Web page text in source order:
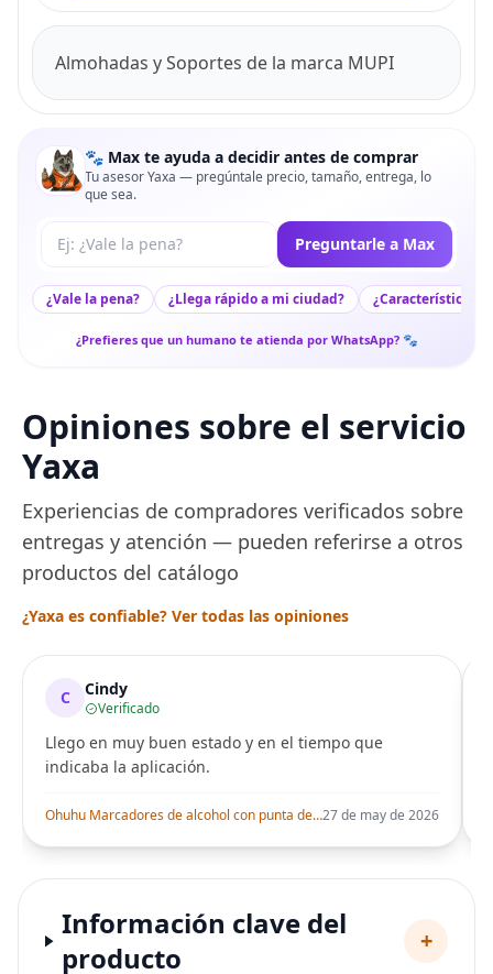
Almohadas y Soportes de la marca MUPI
🐾 Max te ayuda a decidir antes de comprar
Tu asesor Yaxa — pregúntale precio, tamaño, entrega, lo
que sea.
Tu pregunta a Max Preguntarle a Max
¿Vale la pena? ¿Llega rápido a mi ciudad? ¿Características
¿Prefieres que un humano te atienda por WhatsApp? 🐾
Opiniones sobre el servicio
Yaxa
Experiencias de compradores verificados sobre
entregas y atención — pueden referirse a otros
productos del catálogo
¿Yaxa es confiable? Ver todas las opiniones
C Cindy
Verificado
Llego en muy buen estado y en el tiempo que
indicaba la aplicación.
Ohuhu Marcadores de alcohol con punta de pincel – Juego de marcadores artísticos de doble punta con certificación AP para artistas adultos27 de may de 2026
Información clave del
producto
+